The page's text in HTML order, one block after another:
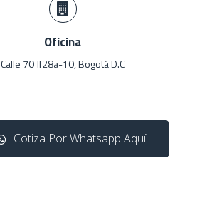
Oficina
Calle 70 #28a-10, Bogotá D.C
Cotiza Por Whatsapp Aquí